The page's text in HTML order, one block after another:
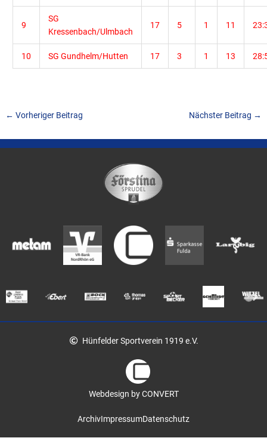
9
SG
Kressenbach/Ulmbach
17 5 1 11
10 SG Gundhelm/Hutten 17 3 1 13
← Vorheriger Beitrag Nächster Beitrag →
Hünfelder Sportverein 1919 e.V.
Webdesign by CONVERT
ArchivImpressumDatenschutz